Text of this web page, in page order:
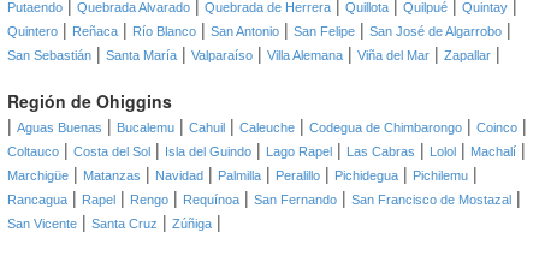
Putaendo | Quebrada Alvarado | Quebrada de Herrera | Quillota | Quilpué | Quintay |
Quintero | Reñaca | Río Blanco | San Antonio | San Felipe | San José de Algarrobo |
San Sebastián | Santa María | Valparaíso | Villa Alemana | Viña del Mar | Zapallar |
Región de Ohiggins
| Aguas Buenas | Bucalemu | Cahuil | Caleuche | Codegua de Chimbarongo | Coinco |
Coltauco | Costa del Sol | Isla del Guindo | Lago Rapel | Las Cabras | Lolol | Machalí |
Marchigüe | Matanzas | Navidad | Palmilla | Peralillo | Pichidegua | Pichilemu |
Rancagua | Rapel | Rengo | Requínoa | San Fernando | San Francisco de Mostazal |
San Vicente | Santa Cruz | Zúñiga |